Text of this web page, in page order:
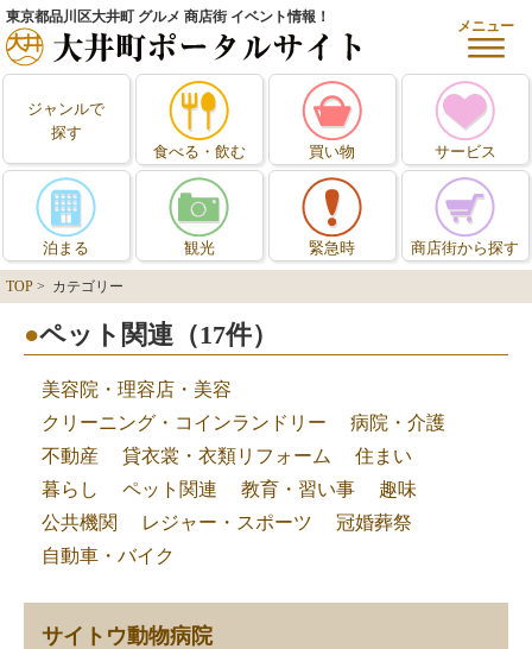
東京都品川区大井町 グルメ 商店街 イベント情報！
メニュー
ジャンルで
探す
食べる・飲む
買い物 サービス
泊まる 観光 緊急時 商店街から探す
TOP > カテゴリー
ペット関連（17件）
美容院・理容店・美容
クリーニング・コインランドリー
病院・介護
不動産
貸衣裳・衣類リフォーム
住まい
暮らし
ペット関連 教育・習い事
趣味
公共機関
レジャー・スポーツ
冠婚葬祭
自動車・バイク
サイトウ動物病院